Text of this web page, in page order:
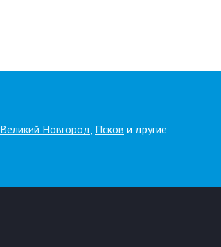
Великий Новгород, Псков и другие